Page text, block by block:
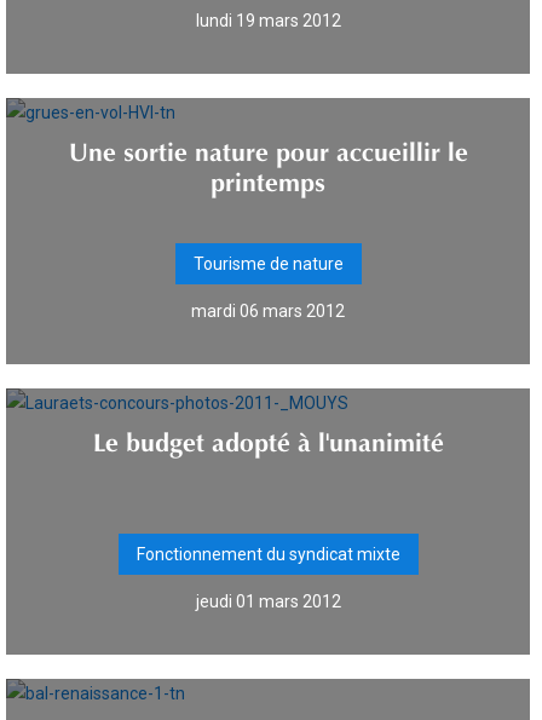
lundi 19 mars 2012
Une sortie nature pour accueillir le
printemps
Tourisme de nature
mardi 06 mars 2012
Le budget adopté à l'unanimité
Fonctionnement du syndicat mixte
jeudi 01 mars 2012